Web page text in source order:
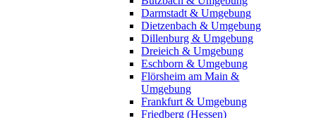
Darmstadt & Umgebung
Dietzenbach & Umgebung
Dillenburg & Umgebung
Dreieich & Umgebung
Eschborn & Umgebung
Flörsheim am Main &
Umgebung
Frankfurt & Umgebung
Friedberg (Hessen)